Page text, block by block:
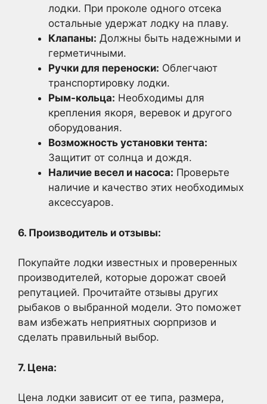
лодки. При проколе одного отсека
остальные удержат лодку на плаву.
Клапаны: Должны быть надежными и
герметичными.
Ручки для переноски: Облегчают
транспортировку лодки.
Рым-кольца: Необходимы для
крепления якоря, веревок и другого
оборудования.
Возможность установки тента:
Защитит от солнца и дождя.
Наличие весел и насоса: Проверьте
наличие и качество этих необходимых
аксессуаров.
6. Производитель и отзывы:
Покупайте лодки известных и проверенных
производителей, которые дорожат своей
репутацией. Прочитайте отзывы других
рыбаков о выбранной модели. Это поможет
вам избежать неприятных сюрпризов и
сделать правильный выбор.
7. Цена:
Цена лодки зависит от ее типа, размера,